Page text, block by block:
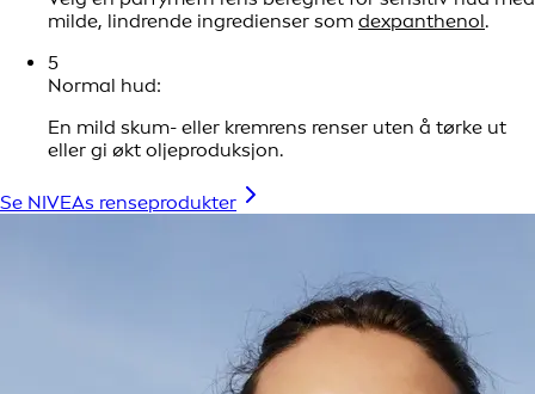
milde, lindrende ingredienser som dexpanthenol.
5
Normal hud:
En mild skum- eller kremrens renser uten å tørke ut
eller gi økt oljeproduksjon.
Se NIVEAs renseprodukter